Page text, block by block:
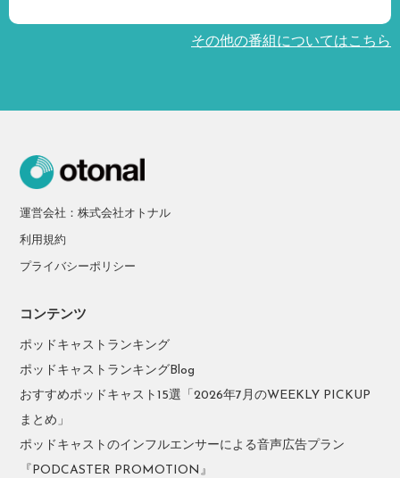
その他の番組についてはこちら
運営会社：株式会社オトナル
利用規約
プライバシーポリシー
コンテンツ
ポッドキャストランキング
ポッドキャストランキングBlog
おすすめポッドキャスト15選「2026年7月のWEEKLY PICKUP
まとめ」
ポッドキャストのインフルエンサーによる音声広告プラン
『PODCASTER PROMOTION』